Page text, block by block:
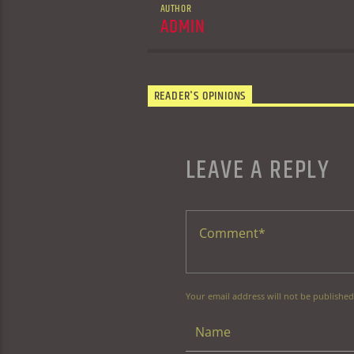
AUTHOR
ADMIN
READER'S OPINIONS
LEAVE A REPLY
Your email address will not be published.